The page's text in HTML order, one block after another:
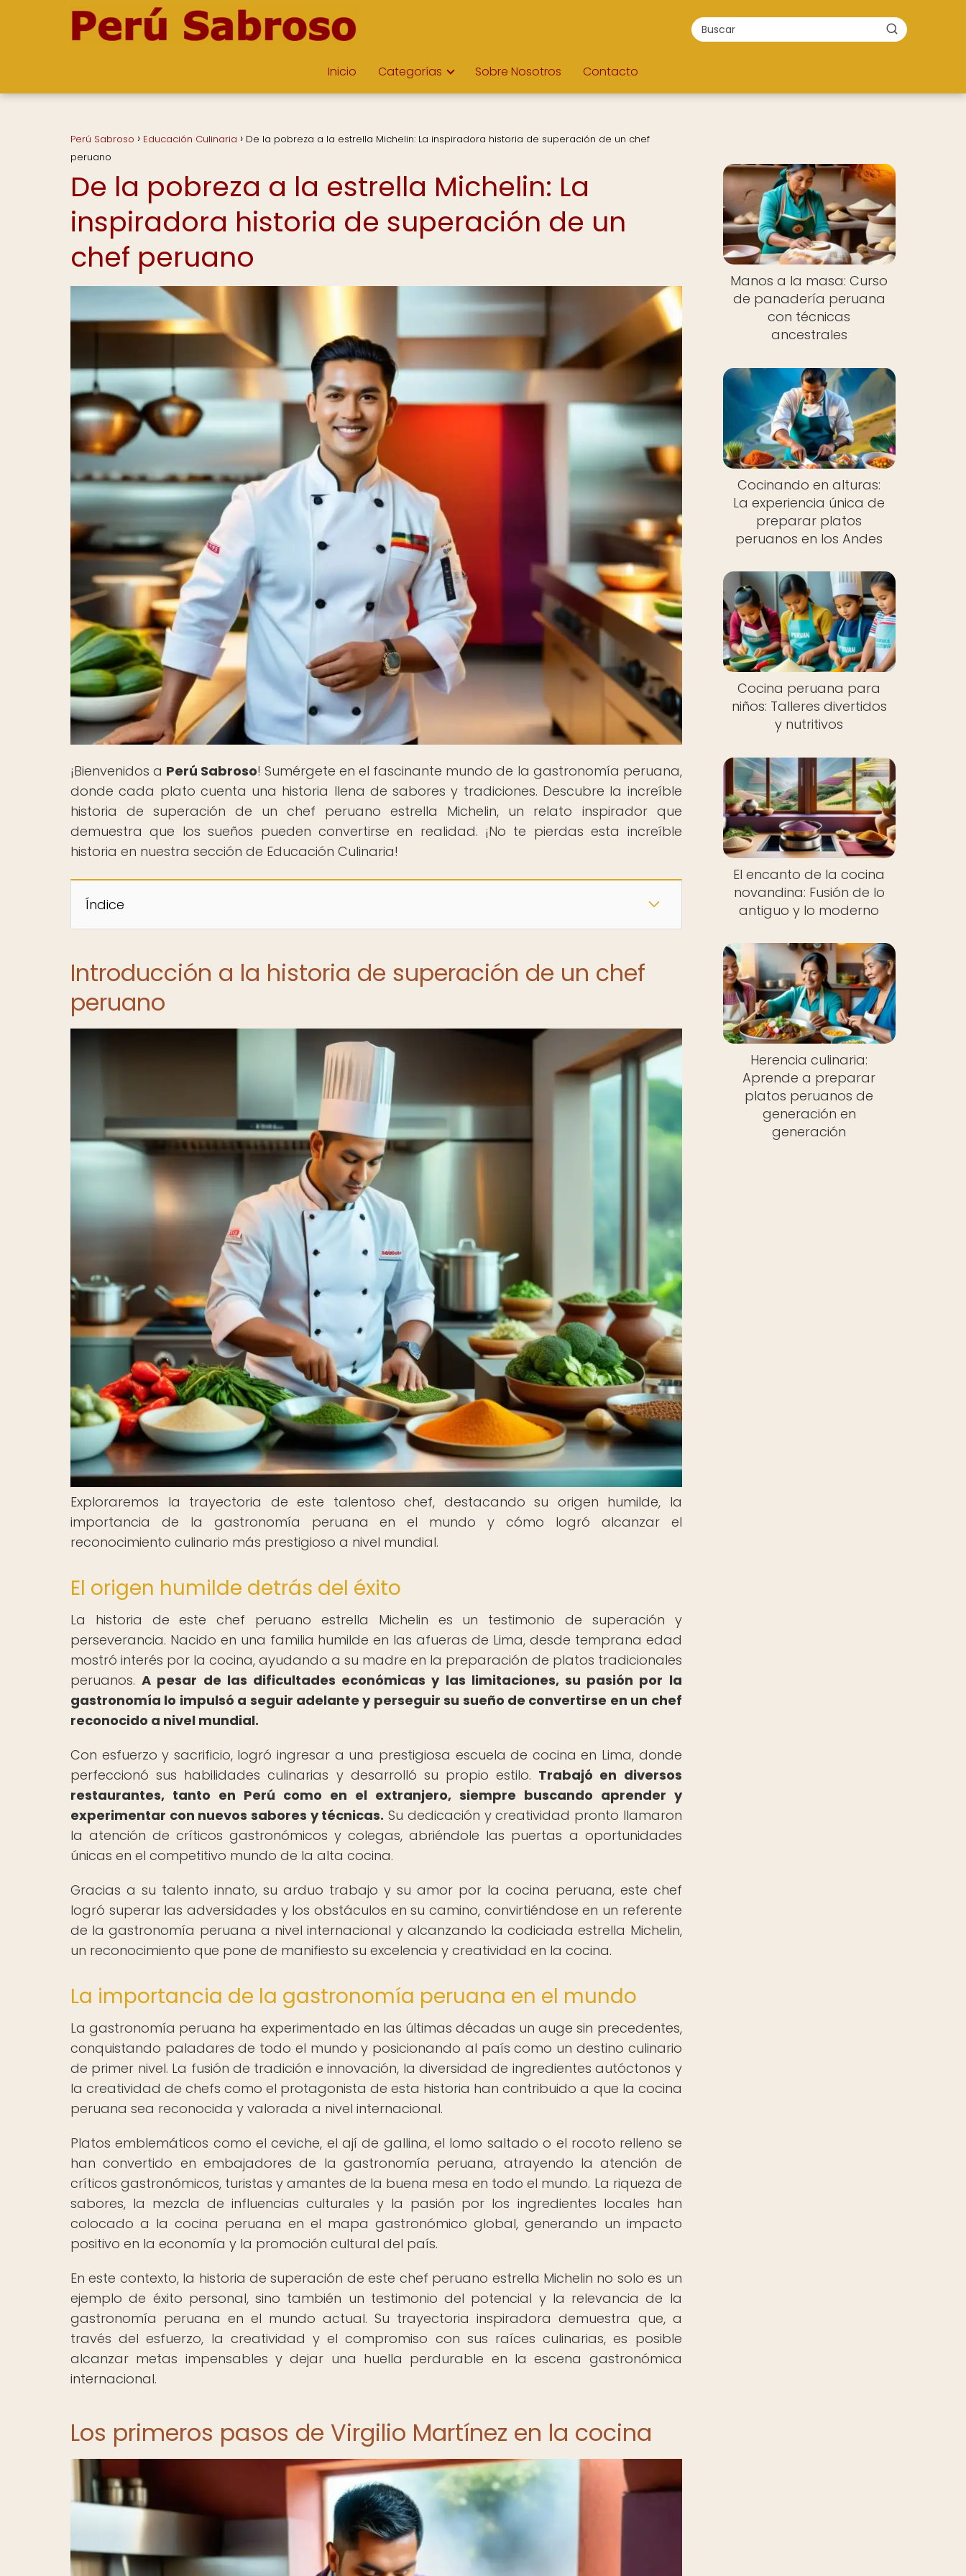
Inicio Categorías Sobre Nosotros Contacto
Perú Sabroso Educación Culinaria
De la pobreza a la estrella Michelin: La inspiradora historia de superación de un chef
peruano
De la pobreza a la estrella Michelin: La
inspiradora historia de superación de un
chef peruano
¡Bienvenidos a Perú Sabroso! Sumérgete en el fascinante mundo de la gastronomía peruana,
donde cada plato cuenta una historia llena de sabores y tradiciones. Descubre la increíble
historia de superación de un chef peruano estrella Michelin, un relato inspirador que
demuestra que los sueños pueden convertirse en realidad. ¡No te pierdas esta increíble
historia en nuestra sección de Educación Culinaria!
Índice
Introducción a la historia de superación de un chef
peruano
Exploraremos la trayectoria de este talentoso chef, destacando su origen humilde, la
importancia de la gastronomía peruana en el mundo y cómo logró alcanzar el
reconocimiento culinario más prestigioso a nivel mundial.
El origen humilde detrás del éxito
La historia de este chef peruano estrella Michelin es un testimonio de superación y
perseverancia. Nacido en una familia humilde en las afueras de Lima, desde temprana edad
mostró interés por la cocina, ayudando a su madre en la preparación de platos tradicionales
peruanos.A pesar de las dificultades económicas y las limitaciones, su pasión por la
gastronomía lo impulsó a seguir adelante y perseguir su sueño de convertirse en un chef
reconocido a nivel mundial.
Con esfuerzo y sacrificio, logró ingresar a una prestigiosa escuela de cocina en Lima, donde
perfeccionó sus habilidades culinarias y desarrolló su propio estilo. Trabajó en diversos
restaurantes, tanto en Perú como en el extranjero, siempre buscando aprender y
experimentar con nuevos sabores y técnicas. Su dedicación y creatividad pronto llamaron
la atención de críticos gastronómicos y colegas, abriéndole las puertas a oportunidades
únicas en el competitivo mundo de la alta cocina.
Gracias a su talento innato, su arduo trabajo y su amor por la cocina peruana, este chef
logró superar las adversidades y los obstáculos en su camino, convirtiéndose en un referente
de la gastronomía peruana a nivel internacional y alcanzando la codiciada estrella Michelin,
un reconocimiento que pone de manifiesto su excelencia y creatividad en la cocina.
La importancia de la gastronomía peruana en el mundo
La gastronomía peruana ha experimentado en las últimas décadas un auge sin precedentes,
conquistando paladares de todo el mundo y posicionando al país como un destino culinario
de primer nivel. La fusión de tradición e innovación, la diversidad de ingredientes autóctonos y
la creatividad de chefs como el protagonista de esta historia han contribuido a que la cocina
peruana sea reconocida y valorada a nivel internacional.
Platos emblemáticos como el ceviche, el ají de gallina, el lomo saltado o el rocoto relleno se
han convertido en embajadores de la gastronomía peruana, atrayendo la atención de
críticos gastronómicos, turistas y amantes de la buena mesa en todo el mundo. La riqueza de
sabores, la mezcla de influencias culturales y la pasión por los ingredientes locales han
colocado a la cocina peruana en el mapa gastronómico global, generando un impacto
positivo en la economía y la promoción cultural del país.
En este contexto, la historia de superación de este chef peruano estrella Michelin no solo es un
ejemplo de éxito personal, sino también un testimonio del potencial y la relevancia de la
gastronomía peruana en el mundo actual. Su trayectoria inspiradora demuestra que, a
través del esfuerzo, la creatividad y el compromiso con sus raíces culinarias, es posible
alcanzar metas impensables y dejar una huella perdurable en la escena gastronómica
internacional.
Los primeros pasos de Virgilio Martínez en la cocina
Manos a la masa: Curso
de panadería peruana
con técnicas
ancestrales
Cocinando en alturas:
La experiencia única de
preparar platos
peruanos en los Andes
Cocina peruana para
niños: Talleres divertidos
y nutritivos
El encanto de la cocina
novandina: Fusión de lo
antiguo y lo moderno
Herencia culinaria:
Aprende a preparar
platos peruanos de
generación en
generación